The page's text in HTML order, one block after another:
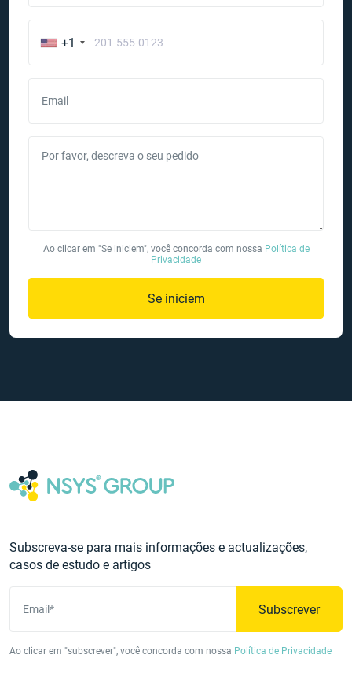
+1
Email
Por favor, descreva o seu pedido
Ao clicar em "Se iniciem", você concorda com nossa Política de
Privacidade
Se iniciem
Subscreva-se para mais informações e actualizações,
casos de estudo e artigos
Email* Subscrever
Ao clicar em "subscrever", você concorda com nossa Política de Privacidade